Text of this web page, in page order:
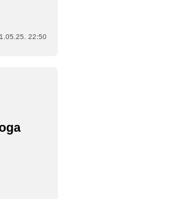
22:50